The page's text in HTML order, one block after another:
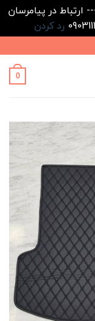
با مشتریان : 02182808933 ---- ارتباط در پیامرسان
رد کردن
0